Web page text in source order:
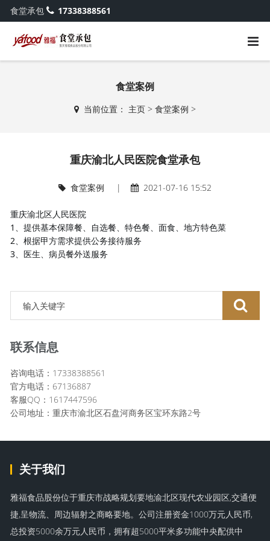
食堂承包 17338388561
食堂案例
当前位置： 主页> 食堂案例 >
重庆渝北人民医院食堂承包
食堂案例 | 2021-07-16 15:52
重庆渝北区人民医院
1、提供基本保障餐、自选餐、特色餐、面食、地方特色菜
2、根据甲方需求提供公务接待服务
3、医生、病员餐外送服务
联系信息
咨询电话：17338388561
官方电话：67136887
客服QQ：1617447596
公司地址：重庆市渝北区石盘河商务区宝环东路2号
关于我们
雅福食品股份位于重庆市战略规划要地渝北区现代农业园区,交通便
捷,呈物流、周边辐射之商略要地。公司注册资金1000万元人民币,
总投资5000余万元人民币，拥有超5000平米多功能中央配供中